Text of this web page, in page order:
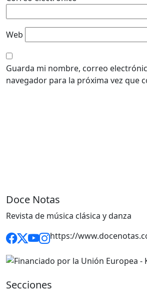
Web
Guarda mi nombre, correo
navegador para la próxima vez que
Doce Notas
Revista de música clásica y danza
https://
Secciones